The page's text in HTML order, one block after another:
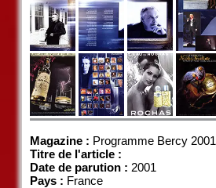
Magazine : Programme Bercy 2001
Titre de l'article :
Date de parution : 2001
Pays : France